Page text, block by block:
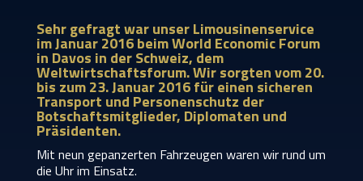
Sehr gefragt war unser Limousinenservice
im Januar 2016 beim World Economic Forum
in Davos in der Schweiz, dem
Weltwirtschaftsforum. Wir sorgten vom 20.
bis zum 23. Januar 2016 für einen sicheren
Transport und Personenschutz der
Botschaftsmitglieder, Diplomaten und
Präsidenten.
Mit neun gepanzerten Fahrzeugen waren wir rund um
die Uhr im Einsatz.